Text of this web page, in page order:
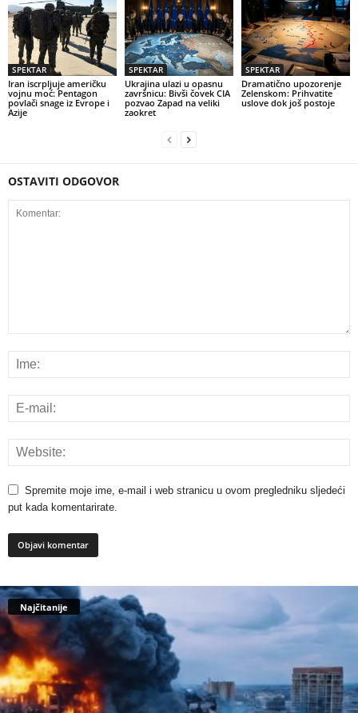
SPEKTAR
Iran iscrpljuje američku
vojnu moć: Pentagon
povlači snage iz Evrope i
Azije
SPEKTAR
Ukrajina ulazi u opasnu
završnicu: Bivši čovek CIA
pozvao Zapad na veliki
zaokret
SPEKTAR
Dramatično upozorenje
Zelenskom: Prihvatite
uslove dok još postoje
OSTAVITI ODGOVOR
Spremite moje ime, e-mail i web stranicu u ovom pregledniku sljedeći
put kada komentarirate.
Najčitanije